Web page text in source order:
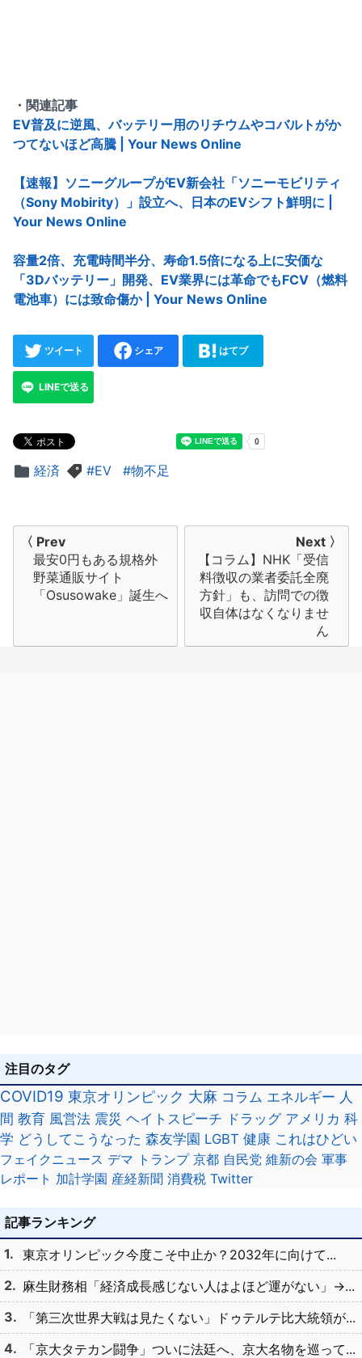
・関連記事
EV普及に逆風、バッテリー用のリチウムやコバルトがか
つてないほど高騰 | Your News Online
【速報】ソニーグループがEV新会社「ソニーモビリティ
（Sony Mobirity）」設立へ、日本のEVシフト鮮明に |
Your News Online
容量2倍、充電時間半分、寿命1.5倍になる上に安価な
「3Dバッテリー」開発、EV業界には革命でもFCV（燃料
電池車）には致命傷か | Your News Online
ツイート シェア はてブ
LINEで送る
経済 EV 物不足
〈 Prev
最安0円もある規格外
野菜通販サイト
「Osusowake」誕生へ
Next 〉
【コラム】NHK「受信
料徴収の業者委託全廃
方針」も、訪問での徴
収自体はなくなりませ
ん
注目のタグ
COVID19 東京オリンピック 大麻 コラム エネルギー 人
間 教育 風営法 震災 ヘイトスピーチ ドラッグ アメリカ 科
学 どうしてこうなった 森友学園 LGBT 健康 これはひどい
フェイクニュース デマ トランプ 京都 自民党 維新の会 軍事
レポート 加計学園 産経新聞 消費税 Twitter
記事ランキング
東京オリンピック今度こそ中止か？2032年に向けて...
麻生財務相「経済成長感じない人はよほど運がない」→...
「第三次世界大戦は見たくない」ドゥテルテ比大統領が...
「京大タテカン闘争」ついに法廷へ、京大名物を巡って...